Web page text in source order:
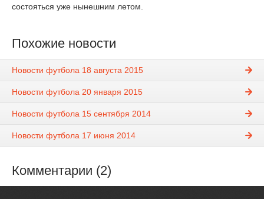
состояться уже нынешним летом.
Похожие новости
Новости футбола 18 августа 2015
Новости футбола 20 января 2015
Новости футбола 15 сентября 2014
Новости футбола 17 июня 2014
Комментарии (2)